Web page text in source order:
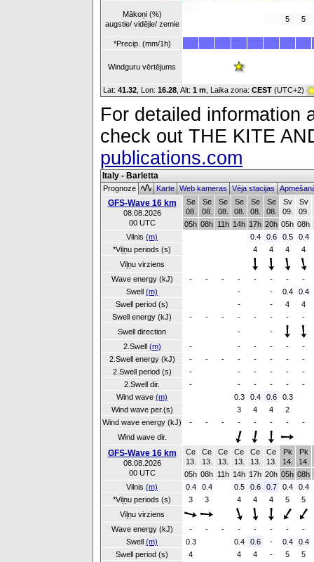
Mākoņi (%)
augstie/ vidējie/ zemie
5 5
*Precip. (mm/1h)
Windguru vērtējums
Lat: 41.32 , Lon: 16.28 Alt: 1 m , Laika zona: CEST (UTC+2)
For detailed information
check out THE KITE
publications.com
Italy - Barletta
Prognoze KarteWeb kamerasVēja stacijas
GFS-Wave 16 km
08.08.2026
00 UTC
Se
08.
Se
08.
Se
08.
Se
08.
Se
08.
Se
08.
Sv
09.
Sv
09.
05h 08h 11h 14h 17h 20h 05h 08h
Vilnis (m) 0.4 0.6 0.5
0.4
*Viļņu periods (s)
4 4 4
4
Viļņu virziens
Wave energy (kJ)
- - - - - - -
-
Swell (m) - - 0.4
0.4
Swell period (s)
- - 4
4
Swell energy (kJ)
- - - - - - -
-
Swell direction
-
-
2.Swell (m) - - - - -
-
2.Swell energy (kJ)
- - - - - - -
-
2.Swell period (s)
- - - - -
-
2.Swell dir.
- - - - -
-
Wind wave (m) 0.3 0.4 0.6
0.3
Wind wave per.(s)
3 4 4
2
Wind wave energy (kJ)
- - - - - - -
-
Wind wave dir.
GFS-Wave 16 km
08.08.2026
00 UTC
Ce
13.
Ce
13.
Ce
13.
Ce
13.
Ce
13.
Ce
13.
Pk
14.
Pk
14.
05h 08h 11h 14h 17h 20h 05h 08h
Vilnis (m) 0.4 0.4 0.5 0.6 0.7 0.4
0.4
*Viļņu periods (s)
3 3 4 4 4 5
5
Viļņu virziens
Wave energy (kJ)
- - - - - - -
-
Swell (m) 0.3 0.4 0.6 - 0.4
0.4
Swell period (s)
4 4 4 - 5
5